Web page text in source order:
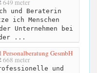
649 meter
und Beraterin
ich Menschen
Unternehmen bei
...
GesmbH
668 meter
und